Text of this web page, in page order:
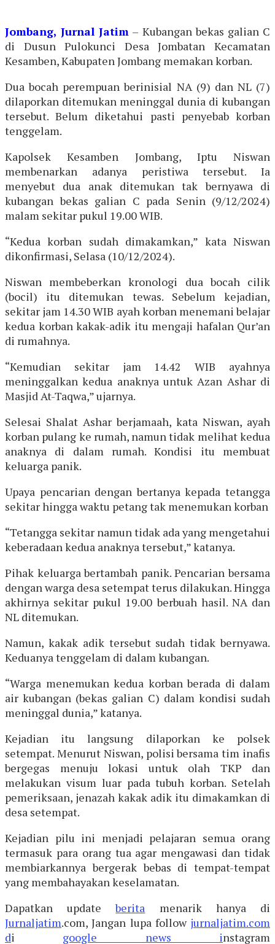
Jombang, Jurnal Jatim – Kubangan bekas galian C
di Dusun Pulokunci Desa Jombatan Kecamatan
Kesamben, Kabupaten Jombang memakan korban.
Dua bocah perempuan berinisial NA (9) dan NL (7)
dilaporkan ditemukan meninggal dunia di kubangan
tersebut. Belum diketahui pasti penyebab korban
tenggelam.
Kapolsek Kesamben Jombang, Iptu Niswan
membenarkan adanya peristiwa tersebut. Ia
menyebut dua anak ditemukan tak bernyawa di
kubangan bekas galian C pada Senin (9/12/2024)
malam sekitar pukul 19.00 WIB.
“Kedua korban sudah dimakamkan,” kata Niswan
dikonfirmasi, Selasa (10/12/2024).
Niswan membeberkan kronologi dua bocah cilik
(bocil) itu ditemukan tewas. Sebelum kejadian,
sekitar jam 14.30 WIB ayah korban menemani belajar
kedua korban kakak-adik itu mengaji hafalan Qur’an
di rumahnya.
“Kemudian sekitar jam 14.42 WIB ayahnya
meninggalkan kedua anaknya untuk Azan Ashar di
Masjid At-Taqwa,” ujarnya.
Selesai Shalat Ashar berjamaah, kata Niswan, ayah
korban pulang ke rumah, namun tidak melihat kedua
anaknya di dalam rumah. Kondisi itu membuat
keluarga panik.
Upaya pencarian dengan bertanya kepada tetangga
sekitar hingga waktu petang tak menemukan korban
“Tetangga sekitar namun tidak ada yang mengetahui
keberadaan kedua anaknya tersebut,” katanya.
Pihak keluarga bertambah panik. Pencarian bersama
dengan warga desa setempat terus dilakukan. Hingga
akhirnya sekitar pukul 19.00 berbuah hasil. NA dan
NL ditemukan.
Namun, kakak adik tersebut sudah tidak bernyawa.
Keduanya tenggelam di dalam kubangan.
“Warga menemukan kedua korban berada di dalam
air kubangan (bekas galian C) dalam kondisi sudah
meninggal dunia,” katanya.
Kejadian itu langsung dilaporkan ke polsek
setempat. Menurut Niswan, polisi bersama tim inafis
bergegas menuju lokasi untuk olah TKP dan
melakukan visum luar pada tubuh korban. Setelah
pemeriksaan, jenazah kakak adik itu dimakamkan di
desa setempat.
Kejadian pilu ini menjadi pelajaran semua orang
termasuk para orang tua agar mengawasi dan tidak
membiarkannya bergerak bebas di tempat-tempat
yang membahayakan keselamatan.
Dapatkan updateberita menarik hanya di
Jurnaljatim.com, Jangan lupa follow jurnaljatim.com
di google news instagram